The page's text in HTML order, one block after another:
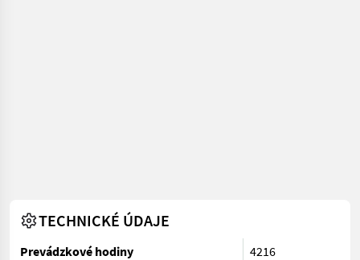
TECHNICKÉ ÚDAJE
Prevádzkové hodiny
4216